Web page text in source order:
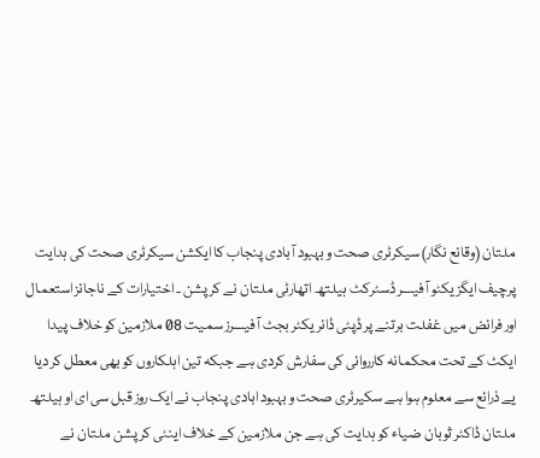
ملتان (وقائع نگار) سیکرٹری صحت و بہبود آبادی پنجاب کا ایکشن سیکرٹری صحت کی ہدایت
پرچیف ایگزیکٹو آفیسر ڈسٹرکٹ ہیلتھ اتھارٹی ملتان نے کرپشن ۔ اختیارات کے ناجائز استعمال
اور فرائض میں غفلت برتنے پر ڈپٹی ڈائریکٹر بجٹ آفیسرز سمیت 08 ملازمین کو خلاف پیدا
ایکٹ کے تحت محکمانہ کارروائی کی سفارش کردی ہے جبکہ تین اہلکاروں کو بھی معطل کر دیا
یے ذرائع سے معلوم ہوا ہے سکیرٹری صحت و بہبود ابادی پنجاب نے ایک روز قبل سی ای او ہیلتھ
ملتان ڈاکٹر ثوبان ضیاء کو ہدایت کی ہے جن ملازمین کے خلاف اینٹی کرپشن ملتان نے